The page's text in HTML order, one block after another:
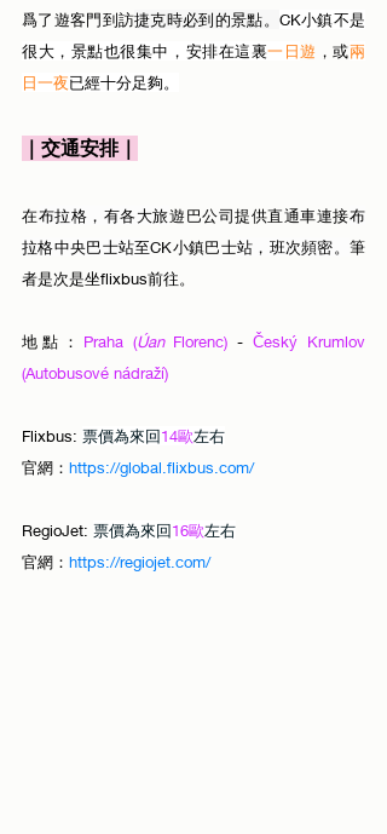
爲了遊客門到訪捷克時必到的景點。 CK小鎮不是
很大，景點也很集中，安排在這裏一日遊 ，或兩
日一夜已經十分足夠。
｜交通安排｜
在布拉格，有各大旅遊巴公司提供直通車連接布
拉格中央巴士站至CK小鎮巴士站，班次頻密。筆
者是次是坐flixbus前往。
地點： Praha (Úan Florenc) - Český Krumlov
(Autobusové nádraží)
Flixbus: 票價為來回14歐左右
官網： https://global.flixbus.com/
RegioJet: 票價為來回16歐左右
官網： https://regiojet.com/